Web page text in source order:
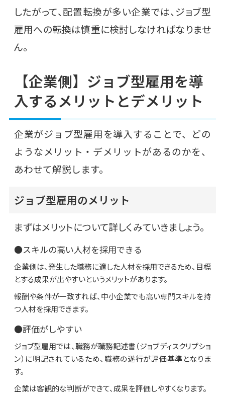
したがって、配置転換が多い企業では、ジョブ型
雇用への転換は慎重に検討しなければなりませ
ん。
【企業側】ジョブ型雇用を導
入するメリットとデメリット
企業がジョブ型雇用を導入することで、どの
ようなメリット・デメリットがあるのかを、
あわせて解説します。
ジョブ型雇用のメリット
まずはメリットについて詳しくみていきましょう。
●スキルの高い人材を採用できる
企業側は、発生した職務に適した人材を採用できるため、目標
とする成果が出やすいというメリットがあります。
報酬や条件が一致すれば、中小企業でも高い専門スキルを持
つ人材を採用できます。
●評価がしやすい
ジョブ型雇用では、職務が職務記述書（ジョブディスクリプショ
ン）に明記されているため、職務の遂行が評価基準となりま
す。
企業は客観的な判断ができて、成果を評価しやすくなります。